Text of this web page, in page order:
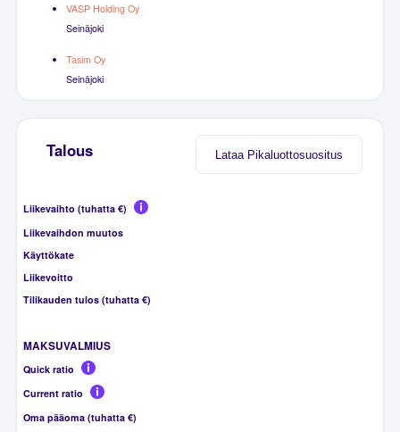
VASP Holding Oy
Seinäjoki
Tasim Oy
Seinäjoki
Lataa Pikaluottosuositus
Talous
Liikevaihto (tuhatta €)
Liikevaihdon muutos
Käyttökate
Liikevoitto
Tilikauden tulos (tuhatta €)
MAKSUVALMIUS
Quick ratio
Current ratio
Oma pääoma (tuhatta €)